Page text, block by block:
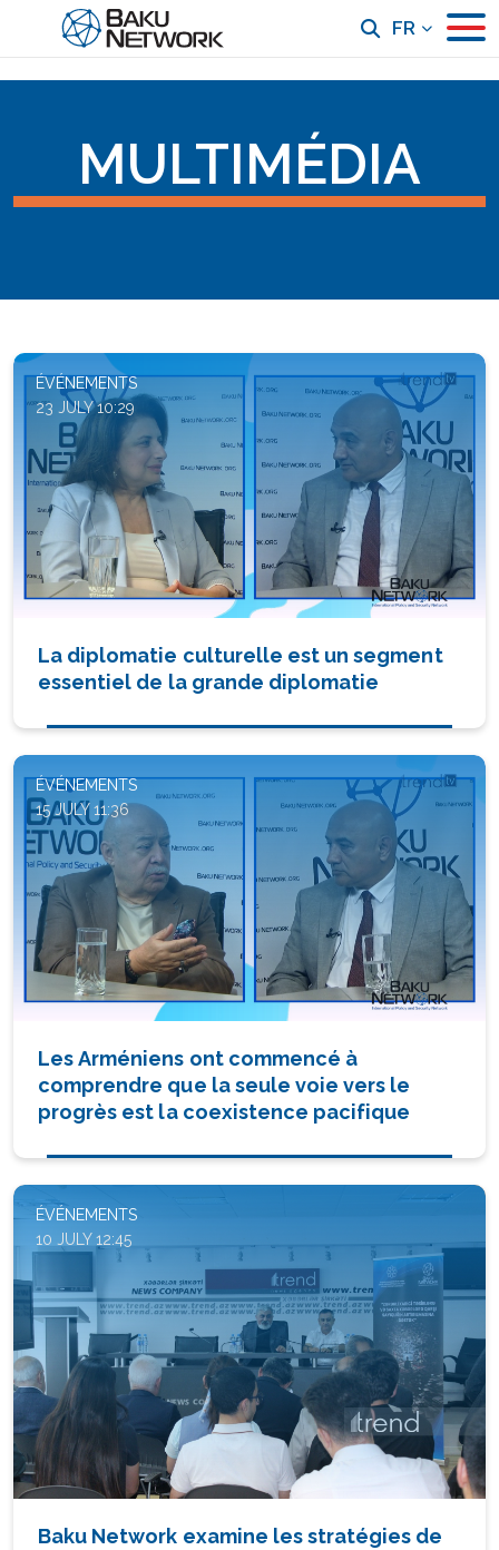
FR
MULTIMÉDIA
ÉVÉNEMENTS
23 JULY 10:29
La diplomatie culturelle est un segment
essentiel de la grande diplomatie
ÉVÉNEMENTS
15 JULY 11:36
Les Arméniens ont commencé à
comprendre que la seule voie vers le
progrès est la coexistence pacifique
ÉVÉNEMENTS
10 JULY 12:45
Baku Network examine les stratégies de